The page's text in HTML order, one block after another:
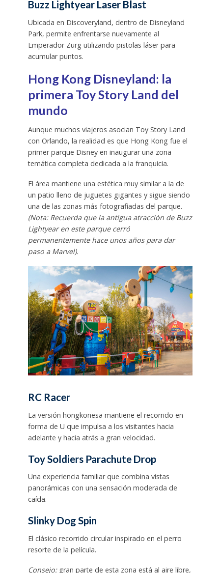
Buzz Lightyear Laser Blast
Ubicada en Discoveryland, dentro de Disneyland
Park, permite enfrentarse nuevamente al
Emperador Zurg utilizando pistolas láser para
acumular puntos.
Hong Kong Disneyland: la
primera Toy Story Land del
mundo
Aunque muchos viajeros asocian Toy Story Land
con Orlando, la realidad es que Hong Kong fue el
primer parque Disney en inaugurar una zona
temática completa dedicada a la franquicia.
El área mantiene una estética muy similar a la de
un patio lleno de juguetes gigantes y sigue siendo
una de las zonas más fotografiadas del parque.
(Nota: Recuerda que la antigua atracción de Buzz
Lightyear en este parque cerró
permanentemente hace unos años para dar
paso a Marvel).
RC Racer
La versión hongkonesa mantiene el recorrido en
forma de U que impulsa a los visitantes hacia
adelante y hacia atrás a gran velocidad.
Toy Soldiers Parachute Drop
Una experiencia familiar que combina vistas
panorámicas con una sensación moderada de
caída.
Slinky Dog Spin
El clásico recorrido circular inspirado en el perro
resorte de la película.
Consejo:gran parte de esta zona está al aire libre,